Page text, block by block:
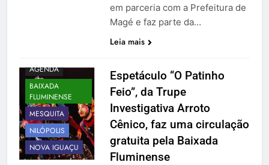
em parceria com a Prefeitura de
Magé e faz parte da…
Leia mais
AGENDA
BAIXADA
FLUMINENSE
MESQUITA
NILÓPOLIS
NOVA IGUAÇU
Espetáculo “O Patinho
Feio”, da Trupe
Investigativa Arroto
Cênico, faz uma circulação
gratuita pela Baixada
Fluminense